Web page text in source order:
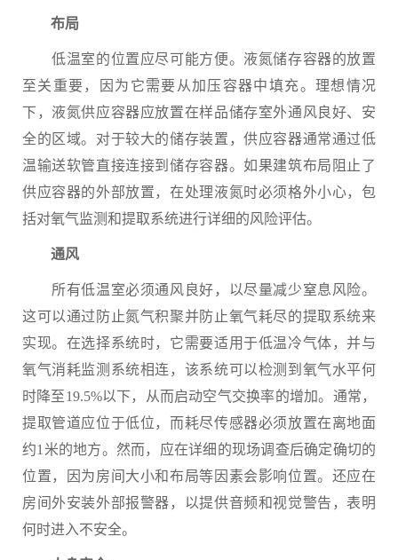
布局
低温室的位置应尽可能方便。液氮储存容器的放置
至关重要，因为它需要从加压容器中填充。理想情况
下，液氮供应容器应放置在样品储存室外通风良好、安
全的区域。对于较大的储存装置，供应容器通常通过低
温输送软管直接连接到储存容器。如果建筑布局阻止了
供应容器的外部放置，在处理液氮时必须格外小心，包
括对氧气监测和提取系统进行详细的风险评估。
通风
所有低温室必须通风良好，以尽量减少窒息风险。
这可以通过防止氮气积聚并防止氧气耗尽的提取系统来
实现。在选择系统时，它需要适用于低温冷气体，并与
氧气消耗监测系统相连，该系统可以检测到氧气水平何
时降至19.5%以下，从而启动空气交换率的增加。通常，
提取管道应位于低位，而耗尽传感器必须放置在离地面
约1米的地方。然而，应在详细的现场调查后确定确切的
位置，因为房间大小和布局等因素会影响位置。还应在
房间外安装外部报警器，以提供音频和视觉警告，表明
何时进入不安全。